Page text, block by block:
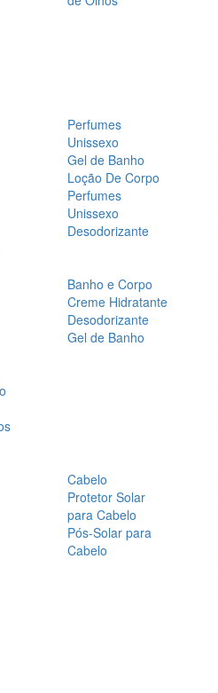
Perfumes
Unissexo
Gel de Banho
Loção De Corpo
Perfumes
Unissexo
Desodorizante
Banho e Corpo
Creme Hidratante
Desodorizante
Gel de Banho
Cabelo
Protetor Solar
para Cabelo
Pós-Solar para
Cabelo